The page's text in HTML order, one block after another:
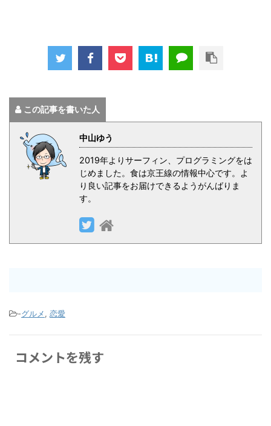
この記事を書いた人
中山ゆう
2019年よりサーフィン、プログラミングをは
じめました。食は京王線の情報中心です。よ
り良い記事をお届けできるようがんばりま
す。
-グルメ, 恋愛
コメントを残す